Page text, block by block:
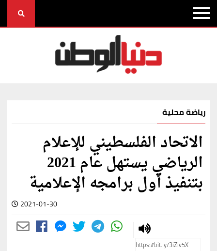
رياضة محلية
الاتحاد الفلسطيني للإعلام
الرياضي يستهل عام 2021
بتنفيذ أول برامجه الإعلامية
2021-01-30